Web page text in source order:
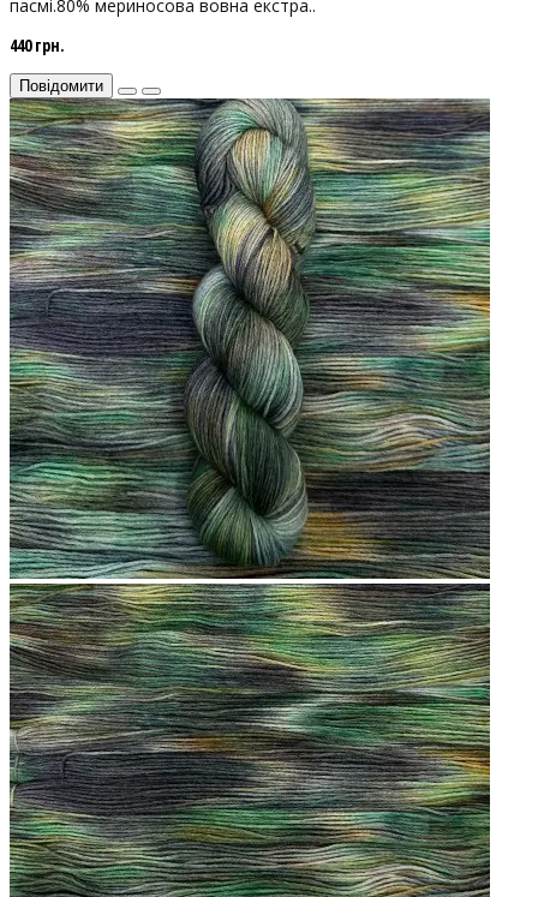
пасмі.80% мериносова вовна екстра..
440 грн.
Повідомити